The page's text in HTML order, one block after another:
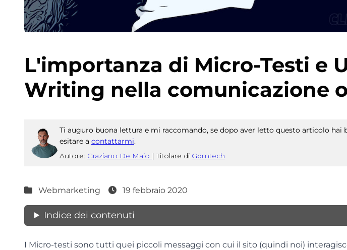
L'importanza di Micro-Testi e
Writing nella comunicazione
Ti auguro buona lettura e mi raccomando, se dopo aver letto questo articolo hai
esitare a contattarmi.
Autore: Graziano De Maio | Titolare di Gdmtech
Webmarketing 19 febbraio 2020
Indice dei contenuti
I Micro-testi sono tutti quei piccoli messaggi con cui il sito (quindi noi)